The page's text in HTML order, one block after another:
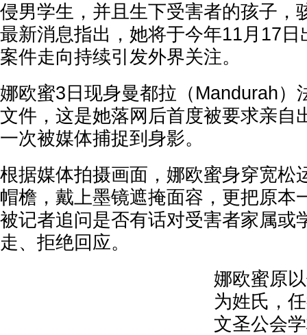
侵男学生，并且生下受害者的孩子，
最新消息指出，她将于今年11月17
案件走向持续引发外界关注。
娜欧蜜3日现身曼都拉（Mandurah）
文件，这是她落网后首度被要求亲自
一次被媒体捕捉到身影。
根据媒体拍摄画面，娜欧蜜身穿宽松
帽檐，戴上墨镜遮掩面容，更把原本
被记者追问是否有话对受害者家属或
走、拒绝回应。
娜欧蜜原
为姓氏，
文圣公会